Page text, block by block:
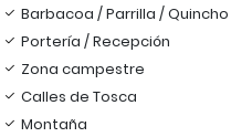
Barbacoa / Parrilla / Quincho
Portería / Recepción
Zona campestre
Calles de Tosca
Montaña